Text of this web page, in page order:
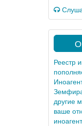
Реестр
другие
ваше